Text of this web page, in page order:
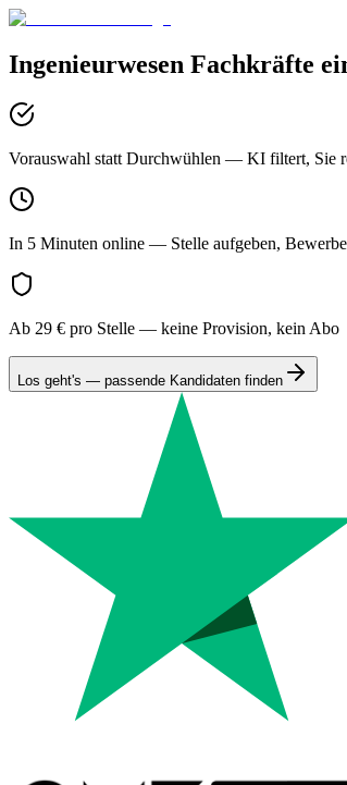
Ingenieurwesen Fachkräfte
Vorauswahl statt Durchwühlen — KI filtert, Sie
In 5 Minuten online — Stelle aufgeben,
Ab 29 € pro Stelle — keine Provision, kein Abo
Los geht's — passende Kandidaten finden